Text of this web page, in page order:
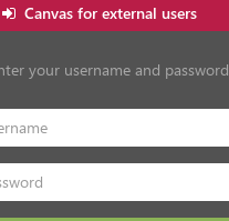
Canvas for external users
your username and password